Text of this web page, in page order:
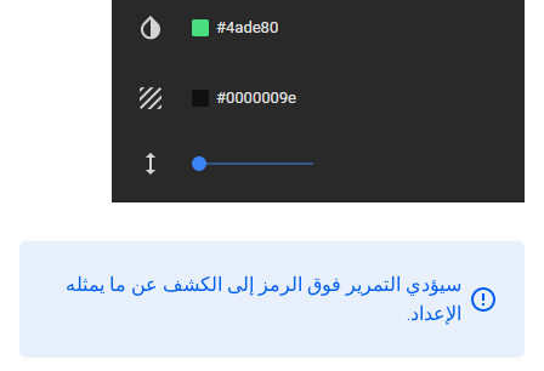
سيؤدي التمرير فوق الرمز إلى الكشف عن ما يمثله
الإعداد.